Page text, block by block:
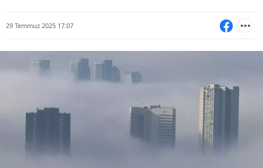
29 Temmuz 2025 17:07